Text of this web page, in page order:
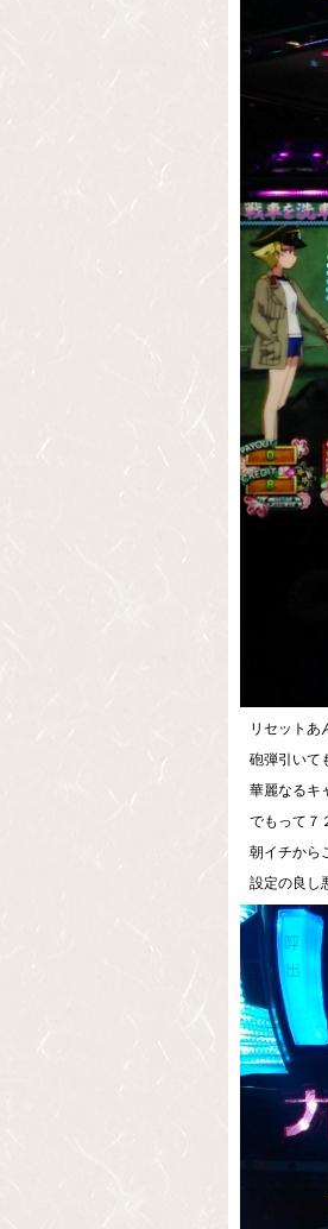
リセットあ
砲弾引いて
華麗なるキ
でもって７
朝イチから
設定の良し